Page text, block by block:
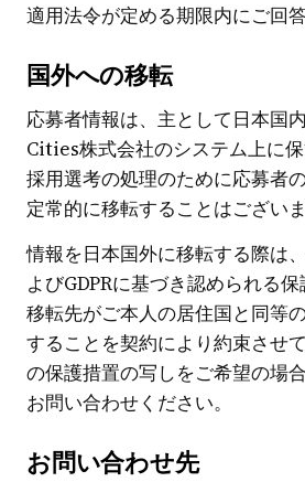
適用法令が定める期限内にご回
国外への移転
応募者情報は、主として日本国
Cities株式会社のシステム上に保
採用選考の処理のために応募者
定常的に移転することはございま
情報を日本国外に移転する際は
よびGDPRに基づき認められる保
移転先がご本人の居住国と同等
することを契約により約束させ
の保護措置の写しをご希望の場
お問い合わせください。
お問い合わせ先